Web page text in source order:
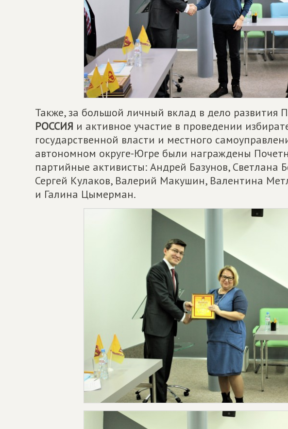
Также, за большой личный вклад в дело развития
РОССИЯ и активное участие в проведении
государственной власти и местного
автономном округе-Югре были награждены
партийные активисты: Андрей Базунов, Светлана
Сергей Кулаков, Валерий Макушин, Валентина
и Галина Цымерман.